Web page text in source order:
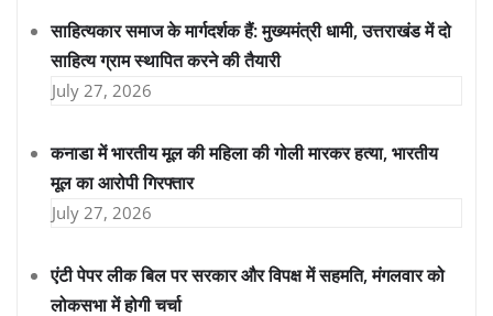
साहित्यकार समाज के मार्गदर्शक हैं: मुख्यमंत्री धामी, उत्तराखंड में दो
साहित्य ग्राम स्थापित करने की तैयारी
July 27, 2026
कनाडा में भारतीय मूल की महिला की गोली मारकर हत्या, भारतीय
मूल का आरोपी गिरफ्तार
July 27, 2026
एंटी पेपर लीक बिल पर सरकार और विपक्ष में सहमति, मंगलवार को
लोकसभा में होगी चर्चा